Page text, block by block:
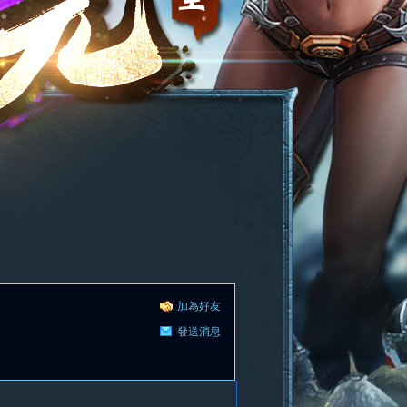
加為好友
發送消息